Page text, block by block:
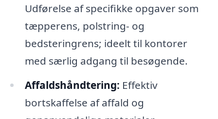
Udførelse af specifikke opgaver som
tæpperens, polstring- og
bedsteringrens; ideelt til kontorer
med særlig adgang til besøgende.
Affaldshåndtering: Effektiv
bortskaffelse af affald og